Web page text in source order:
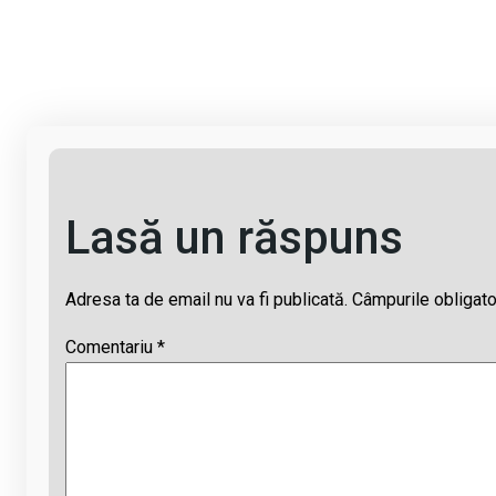
k
o
p
s
Lasă un răspuns
Adresa ta de email nu va fi publicată. Câmpurile
Comentariu *